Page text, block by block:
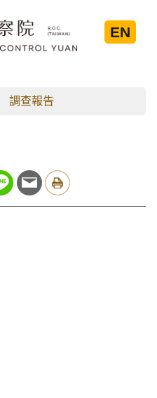
EN
調查報告